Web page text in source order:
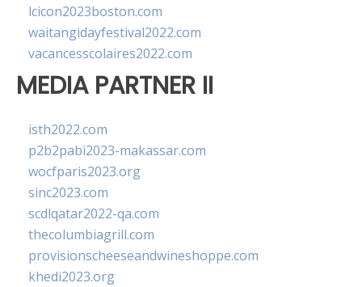
lcicon2023boston.com
waitangidayfestival2022.com
vacancesscolaires2022.com
MEDIA PARTNER II
isth2022.com
p2b2pabi2023-makassar.com
wocfparis2023.org
sinc2023.com
scdlqatar2022-qa.com
thecolumbiagrill.com
provisionscheeseandwineshoppe.com
khedi2023.org